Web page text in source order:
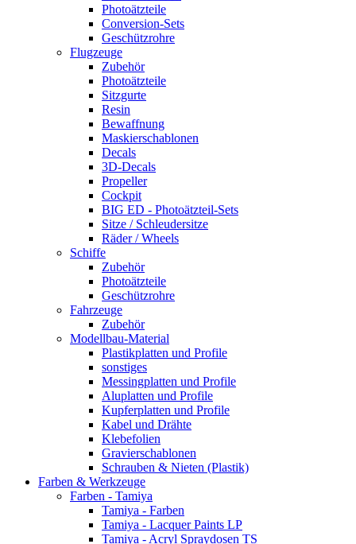
Photoätzteile
Conversion-Sets
Geschützrohre
Flugzeuge
Zubehör
Photoätzteile
Sitzgurte
Resin
Bewaffnung
Maskierschablonen
Decals
3D-Decals
Propeller
Cockpit
BIG ED - Photoätzteil-Sets
Sitze / Schleudersitze
Räder / Wheels
Schiffe
Zubehör
Photoätzteile
Geschützrohre
Fahrzeuge
Zubehör
Modellbau-Material
Plastikplatten und Profile
sonstiges
Messingplatten und Profile
Aluplatten und Profile
Kupferplatten und Profile
Kabel und Drähte
Klebefolien
Gravierschablonen
Schrauben & Nieten (Plastik)
Farben & Werkzeuge
Farben - Tamiya
Tamiya - Farben
Tamiya - Lacquer Paints LP
Tamiya - Acryl Spraydosen TS